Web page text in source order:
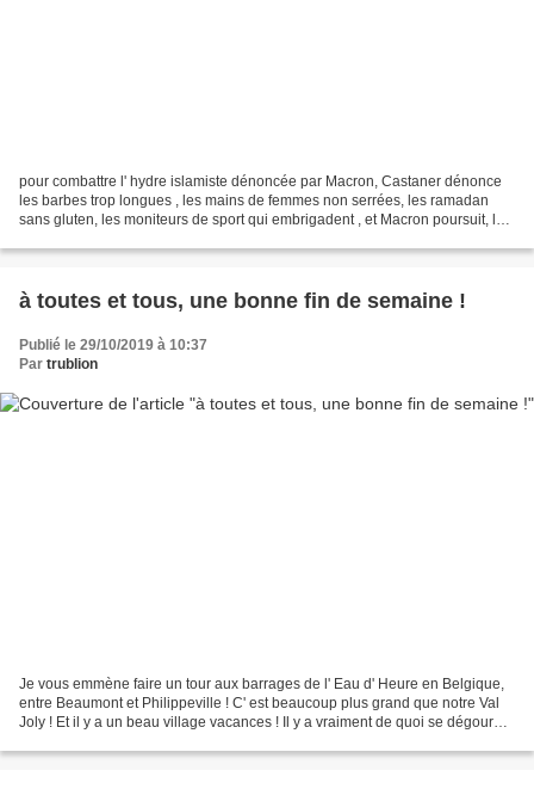
pour combattre l' hydre islamiste dénoncée par Macron, Castaner dénonce
les barbes trop longues , les mains de femmes non serrées, les ramadan
sans gluten, les moniteurs de sport qui embrigadent , et Macron poursuit, les
à toutes et tous, une bonne fin de semaine !
Publié le 29/10/2019 à 10:37
Par trublion
Je vous emmène faire un tour aux barrages de l' Eau d' Heure en Belgique,
entre Beaumont et Philippeville ! C' est beaucoup plus grand que notre Val
Joly ! Et il y a un beau village vacances ! Il y a vraiment de quoi se dégourdir